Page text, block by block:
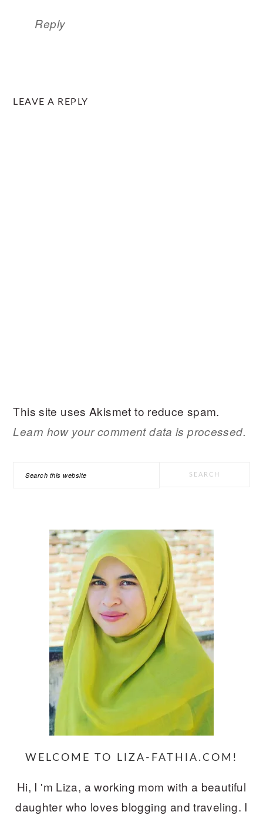
Reply
LEAVE A REPLY
This site uses Akismet to reduce spam.
Learn how your comment data is processed.
Search
WELCOME TO LIZA-FATHIA.COM!
Hi, I 'm Liza, a working mom with a beautiful
daughter who loves blogging and traveling. I